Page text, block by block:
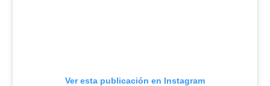
Ver esta publicación en Instagram